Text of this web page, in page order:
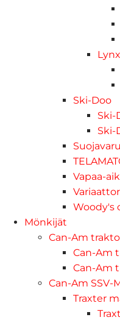
Ski-Doo
Ski-
Ski-
Vapaa-
Woody's
Mönkijät
Can-Am
Can-Am
Can-Am
Can-Am SSV-
Traxter